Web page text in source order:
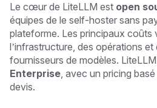
Le cœur de LiteLLM est open
équipes de le self-hoster sans
plateforme. Les principaux coûts
l’infrastructure, des opérations et
fournisseurs de modèles.
Enterprise, avec un pricing
devis.